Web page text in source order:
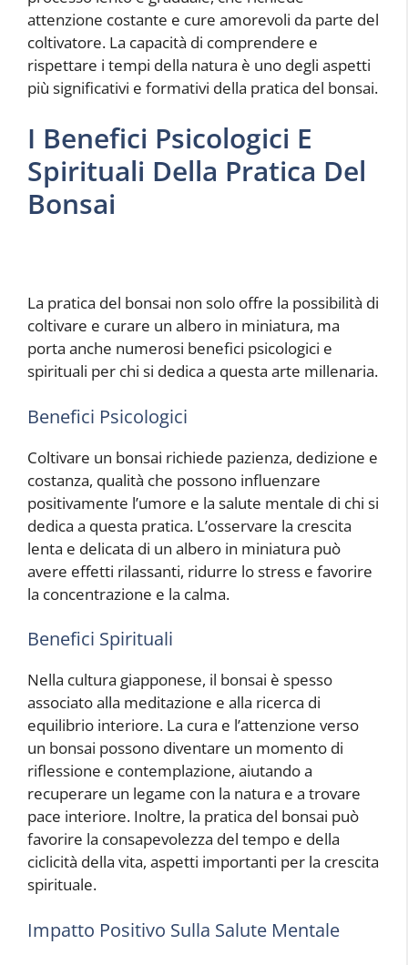
attenzione costante e cure amorevoli da parte del
coltivatore. La capacità di comprendere e
rispettare i tempi della natura è uno degli aspetti
più significativi e formativi della pratica del bonsai.
I Benefici Psicologici E
Spirituali Della Pratica Del
Bonsai
La pratica del bonsai non solo offre la possibilità di
coltivare e curare un albero in miniatura, ma
porta anche numerosi benefici psicologici e
spirituali per chi si dedica a questa arte millenaria.
Benefici Psicologici
Coltivare un bonsai richiede pazienza, dedizione e
costanza, qualità che possono influenzare
positivamente l’umore e la salute mentale di chi si
dedica a questa pratica. L’osservare la crescita
lenta e delicata di un albero in miniatura può
avere effetti rilassanti, ridurre lo stress e favorire
la concentrazione e la calma.
Benefici Spirituali
Nella cultura giapponese, il bonsai è spesso
associato alla meditazione e alla ricerca di
equilibrio interiore. La cura e l’attenzione verso
un bonsai possono diventare un momento di
riflessione e contemplazione, aiutando a
recuperare un legame con la natura e a trovare
pace interiore. Inoltre, la pratica del bonsai può
favorire la consapevolezza del tempo e della
ciclicità della vita, aspetti importanti per la crescita
spirituale.
Impatto Positivo Sulla Salute Mentale